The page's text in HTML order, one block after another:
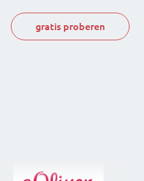
gratis proberen